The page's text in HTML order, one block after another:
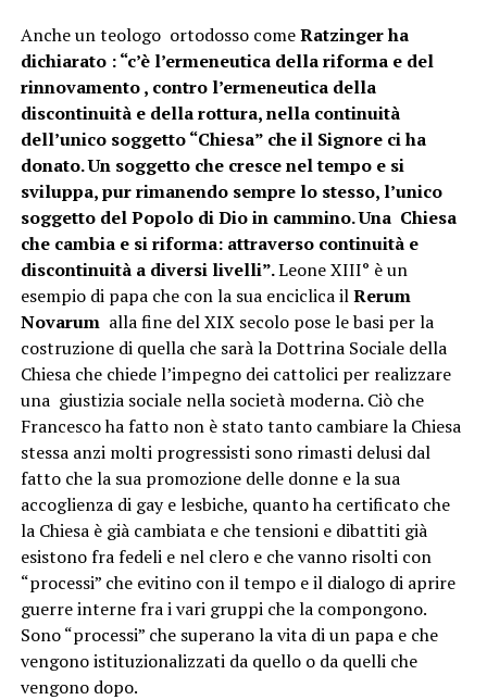
Anche un teologo ortodosso comeRatzinger ha
dichiarato :“c’è l’ermeneutica della riforma e del
rinnovamento , contro l’ermeneutica della
discontinuità e della rottura, nella continuità
dell’unico soggetto “Chiesa” che il Signore ci ha
donato. Un soggetto che cresce nel tempo e si
sviluppa, pur rimanendo sempre lo stesso, l’unico
soggetto del Popolo di Dio in cammino. Una Chiesa
che cambia e si riforma: attraverso continuità e
discontinuità a diversi livelli”.Leone XIII° è un
esempio di papa che con la sua enciclica ilRerum
Novarumalla fine del XIX secolo pose le basi per la
costruzione di quella che sarà la Dottrina Sociale della
Chiesa che chiede l’impegno dei cattolici per realizzare
una giustizia sociale nella società moderna. Ciò che
Francesco ha fatto non è stato tanto cambiare la Chiesa
stessa anzi molti progressisti sono rimasti delusi dal
fatto che la sua promozione delle donne e la sua
accoglienza di gay e lesbiche, quanto ha certificato che
la Chiesa è già cambiata e che tensioni e dibattiti già
esistono fra fedeli e nel clero e che vanno risolti con
“processi” che evitino con il tempo e il dialogo di aprire
guerre interne fra i vari gruppi che la compongono.
Sono “processi” che superano la vita di un papa e che
vengono istituzionalizzati da quello o da quelli che
vengono dopo.